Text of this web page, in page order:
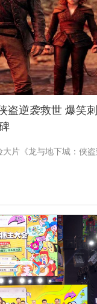
盗逆袭救世 爆笑
片《龙与地下城：侠